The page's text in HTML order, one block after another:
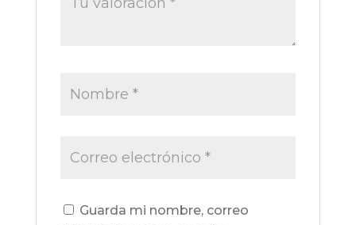
Guarda mi nombre, correo